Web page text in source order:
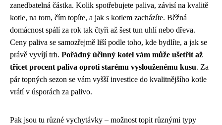
zanedbatelná částka. Kolik spotřebujete paliva, závisí na kvalitě
kotle, na tom, čím topíte, a jak s kotlem zacházíte. Běžná
domácnost spálí za rok tak čtyři až šest tun uhlí nebo dřeva.
Ceny paliva se samozřejmě liší podle toho, kde bydlíte, a jak se
právě vyvíjí trh. Pořádný účinný kotel vám může ušetřit až
třicet procent paliva oproti starému vyslouženému kusu. Za
pár topných sezon se vám vyšší investice do kvalitnějšího kotle
vrátí v úsporách za palivo.
Pak jsou tu různé vychytávky – možnost topit různými typy